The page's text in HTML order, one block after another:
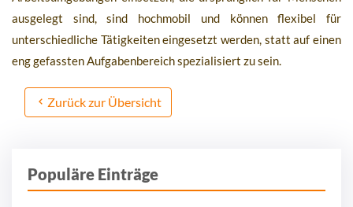
ausgelegt sind, sind hochmobil und können flexibel für
unterschiedliche Tätigkeiten eingesetzt werden, statt auf einen
eng gefassten Aufgabenbereich spezialisiert zu sein.
Zurück zur Übersicht
Populäre Einträge